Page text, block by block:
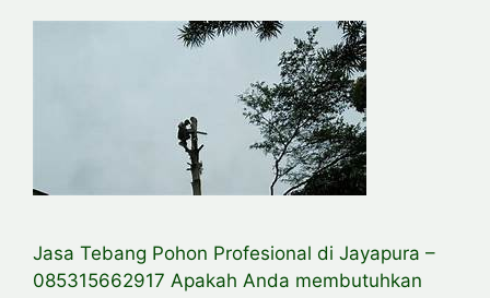
Jasa Tebang Pohon Profesional di Jayapura –
085315662917 Apakah Anda membutuhkan